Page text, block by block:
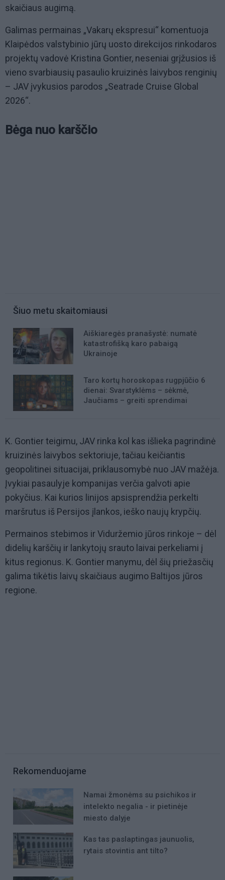
skaičiaus augimą.
Galimas permainas „Vakarų ekspresui“ komentuoja
Klaipėdos valstybinio jūrų uosto direkcijos rinkodaros
projektų vadovė Kristina Gontier, neseniai grįžusios iš
vieno svarbiausių pasaulio kruizinės laivybos renginių
– JAV įvykusios parodos „Seatrade Cruise Global
2026“.
Bėga nuo karščio
Šiuo metu skaitomiausi
Aiškiaregės pranašystė: numatė
katastrofišką karo pabaigą
Ukrainoje
Taro kortų horoskopas rugpjūčio 6
dienai: Svarstyklėms – sėkmė,
Jaučiams – greiti sprendimai
K. Gontier teigimu, JAV rinka kol kas išlieka pagrindinė
kruizinės laivybos sektoriuje, tačiau keičiantis
geopolitinei situacijai, priklausomybė nuo JAV mažėja.
Įvykiai pasaulyje kompanijas verčia galvoti apie
pokyčius. Kai kurios linijos apsisprendžia perkelti
maršrutus iš Persijos įlankos, ieško naujų krypčių.
Permainos stebimos ir Viduržemio jūros rinkoje – dėl
didelių karščių ir lankytojų srauto laivai perkeliami į
kitus regionus. K. Gontier manymu, dėl šių priežasčių
galima tikėtis laivų skaičiaus augimo Baltijos jūros
regione.
Rekomenduojame
Namai žmonėms su psichikos ir
intelekto negalia - ir pietinėje
miesto dalyje
Kas tas paslaptingas jaunuolis,
rytais stovintis ant tilto?